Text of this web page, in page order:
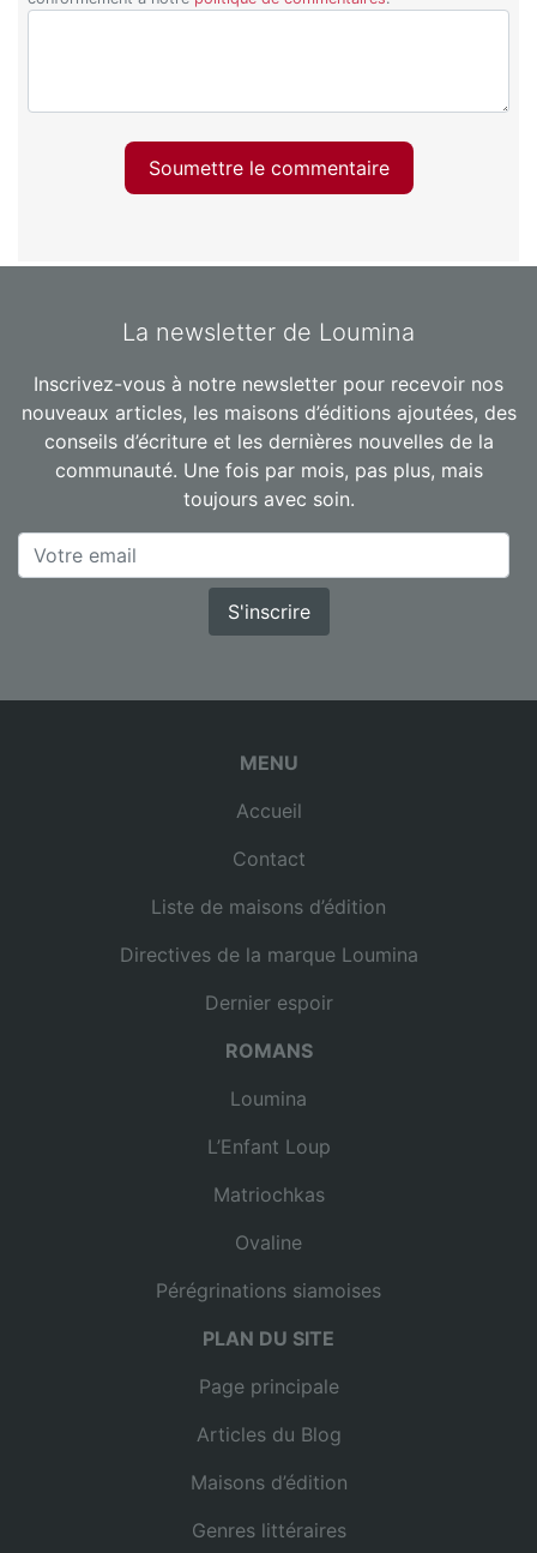
Soumettre le commentaire
La newsletter de Loumina
Inscrivez-vous à notre newsletter pour recevoir nos
nouveaux articles, les maisons d’éditions ajoutées, des
conseils d’écriture et les dernières nouvelles de la
communauté. Une fois par mois, pas plus, mais
toujours avec soin.
S'inscrire
MENU
Accueil
Contact
Liste de maisons d’édition
Directives de la marque Loumina
Dernier espoir
ROMANS
Loumina
L’Enfant Loup
Matriochkas
Ovaline
Pérégrinations siamoises
PLAN DU SITE
Page principale
Articles du Blog
Maisons d’édition
Genres littéraires